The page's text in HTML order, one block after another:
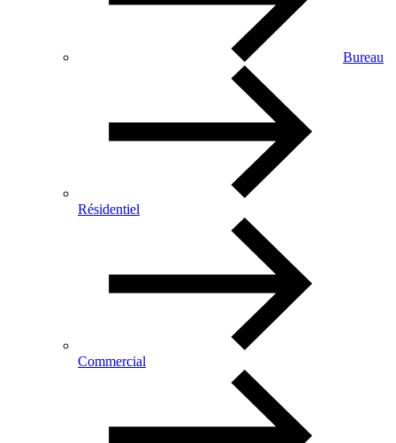
Bureau
Résidentiel
Commercial